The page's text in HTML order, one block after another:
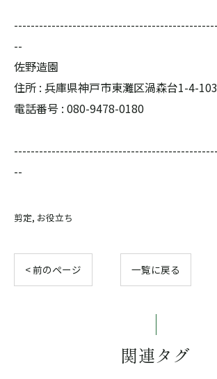
--
佐野造園
住所 : 兵庫県神戸市東灘区渦森台1-4-103
電話番号 : 080-9478-0180
--
剪定 お役立ち
< 前のページ 一覧に戻る
関連タグ